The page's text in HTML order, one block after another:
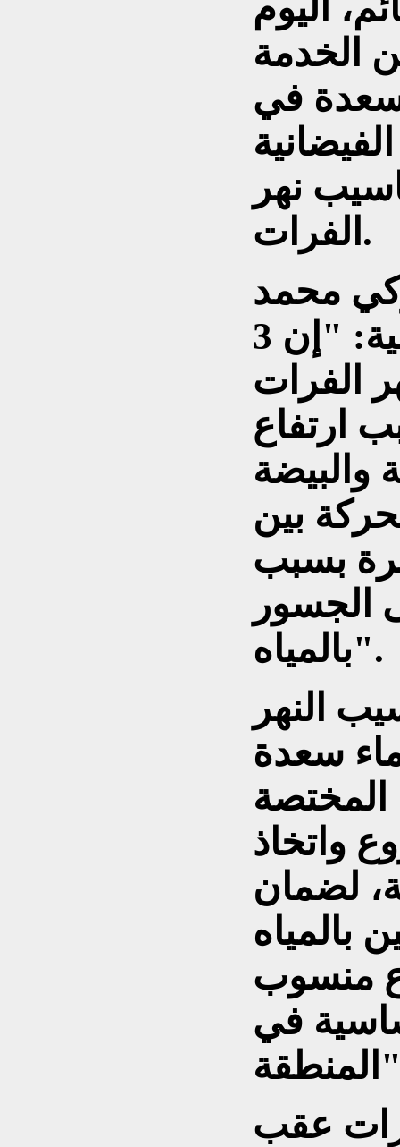
عن الخدمة
في
نهر
الفرات.
محمد
الخلف لوسائل إعلام عراقية: "إن 3
الفرات
ارتفاع
والبيضة
بين
بسبب
الجسور
بالمياه".
النهر
سعدة
المختصة
واتخاذ
لضمان
بالمياه
منسوب
في
عقب